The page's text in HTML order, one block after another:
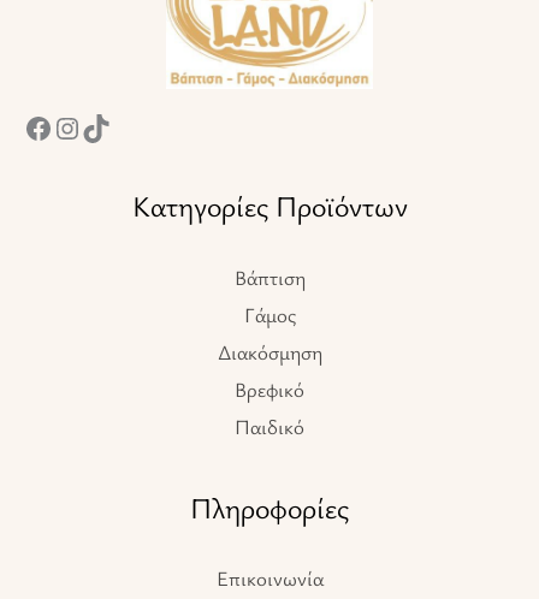
Κατηγορίες Προϊόντων
Βάπτιση
Γάμος
Διακόσμηση
Βρεφικό
Παιδικό
Πληροφορίες
Επικοινωνία